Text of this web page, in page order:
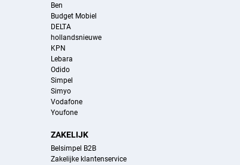
Ben
Budget Mobiel
DELTA
hollandsnieuwe
KPN
Lebara
Odido
Simpel
Simyo
Vodafone
Youfone
ZAKELIJK
Belsimpel B2B
Zakelijke klantenservice